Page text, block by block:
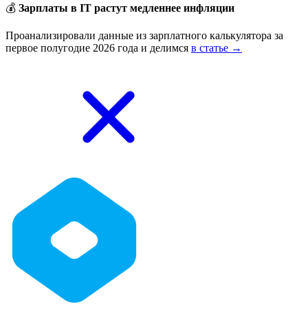
💰 Зарплаты в IT растут медленнее инфляции
Проанализировали данные из зарплатного калькулятора за
первое полугодие 2026 года и делимся в статье →